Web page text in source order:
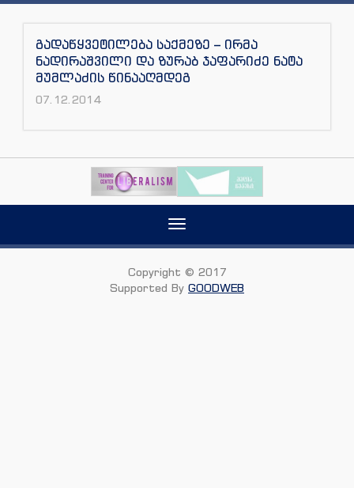
გადაწყვეტილება საქმეზე – ირმა
ნადირაშვილი და ზურაბ ჯაფარიძე ნატა
მუმლაძის წინააღმდეგ
07.12.2014
Toggle
Copyright © 2017
Supported By GOODWEB